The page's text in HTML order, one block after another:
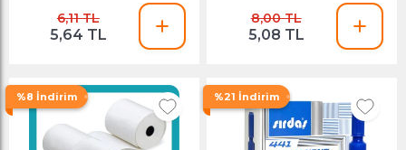
6,11 TL
5,64 TL
8,00 TL
5,08 TL
%8 İndirim %21 İndirim